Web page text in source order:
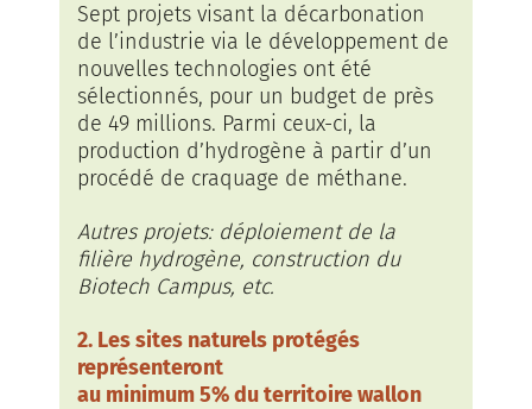
Sept projets visant la décarbonation
de l’industrie via le développement de
nouvelles technologies ont été
sélectionnés, pour un budget de près
de 49 millions. Parmi ceux-ci, la
production d’hydrogène à partir d’un
procédé de craquage de méthane.
Autres projets: déploiement de la
filière hydrogène, construction du
Biotech Campus, etc.
2. Les sites naturels protégés
représenteront
au minimum 5% du territoire wallon